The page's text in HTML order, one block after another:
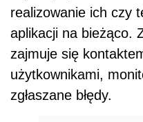
realizowanie ich czy
aplikacji na bieżąco.
zajmuje się
użytkownikami,
zgłaszane błędy.